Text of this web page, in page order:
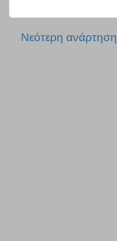
Νεότερη ανάρτηση